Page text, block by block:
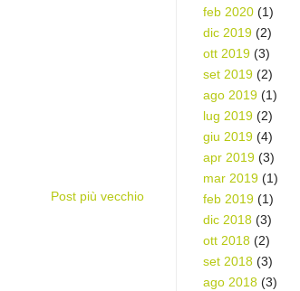
Post più vecchio
feb 2020 (1)
dic 2019 (2)
ott 2019 (3)
set 2019 (2)
ago 2019 (1)
lug 2019 (2)
giu 2019 (4)
apr 2019 (3)
mar 2019 (1)
feb 2019 (1)
dic 2018 (3)
ott 2018 (2)
set 2018 (3)
ago 2018 (3)